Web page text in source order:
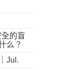
的盲
么？
Jul.